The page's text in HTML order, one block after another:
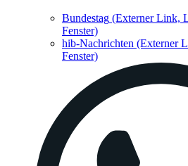
Bundestag (Externer Link,
Fenster)
hib-Nachrichten (Externer
Fenster)